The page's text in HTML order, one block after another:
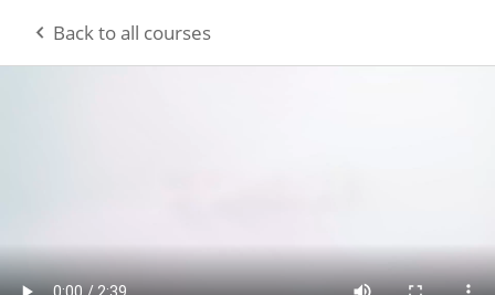
Back to all courses